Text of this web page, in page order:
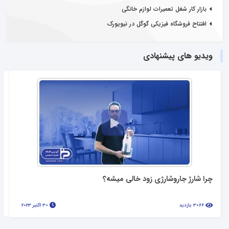
بازار کار شغل تعمیرات لوازم خانگی
افتتاح فروشگاه فیزیکی گوگل در نیویورک
ویدیو های پیشنهادی
چرا شارژ جاروشارژی زود خالی میشه؟